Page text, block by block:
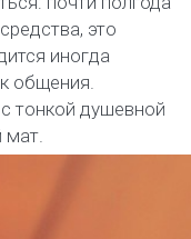
это
иногда
общения.
тонкой душевной
мат.